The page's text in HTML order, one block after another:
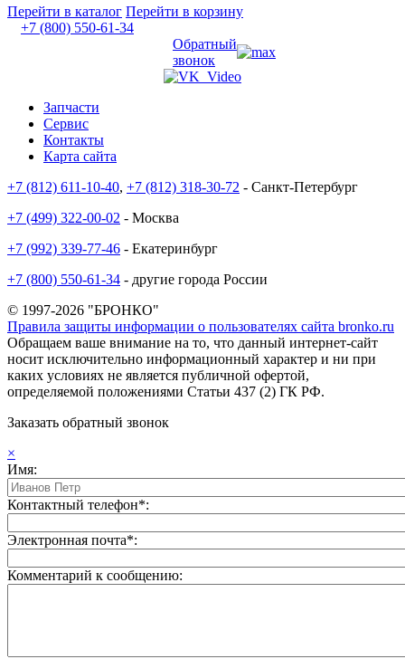
Перейти в каталог Перейти в корзину
+7 (800) 550-61-34
Обратный
звонок
Запчасти
Сервис
Контакты
Карта сайта
+7 (812) 611-10-40, +7 (812) 318-30-72 - Санкт-Петербург
+7 (499) 322-00-02 - Москва
+7 (992) 339-77-46 - Екатеринбург
+7 (800) 550-61-34 - другие города России
© 1997-2026 "БРОНКО"
Правила защиты информации о пользователях сайта bronko.ru
Обращаем ваше внимание на то, что данный интернет-сайт
носит исключительно информационный характер и ни при
каких условиях не является публичной офертой,
определяемой положениями Статьи 437 (2) ГК РФ.
Заказать обратный звонок
×
Имя:
Контактный телефон*:
Электронная почта*:
Комментарий к сообщению: